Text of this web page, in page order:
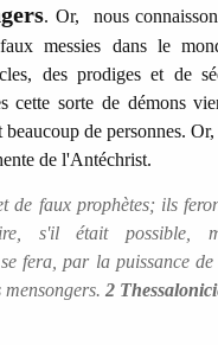
. Or,
nous
messies dans le
des prodiges et de
cette sorte de démons
de personnes.
de l'Antéchrist.
de faux prophètes; ils
s'il était possible,
fera, par la puissance de
2